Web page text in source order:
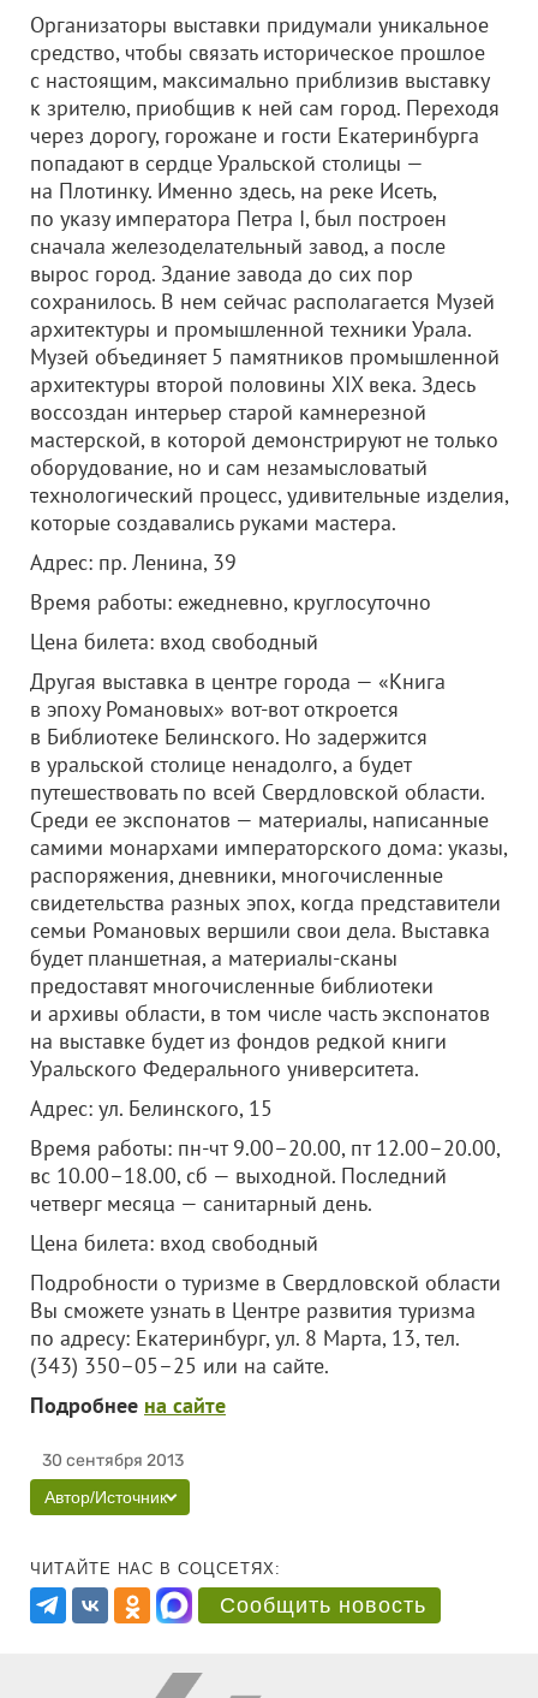
Организаторы выставки придумали уникальное
средство, чтобы связать историческое прошлое
с настоящим, максимально приблизив выставку
к зрителю, приобщив к ней сам город. Переходя
через дорогу, горожане и гости Екатеринбурга
попадают в сердце Уральской столицы —
на Плотинку. Именно здесь, на реке Исеть,
по указу императора Петра I, был построен
сначала железоделательный завод, а после
вырос город. Здание завода до сих пор
сохранилось. В нем сейчас располагается Музей
архитектуры и промышленной техники Урала.
Музей объединяет 5 памятников промышленной
архитектуры второй половины XIX века. Здесь
воссоздан интерьер старой камнерезной
мастерской, в которой демонстрируют не только
оборудование, но и сам незамысловатый
технологический процесс, удивительные изделия,
которые создавались руками мастера.
Адрес: пр. Ленина, 39
Время работы: ежедневно, круглосуточно
Цена билета: вход свободный
Другая выставка в центре города — «Книга
в эпоху Романовых» вот-вот откроется
в Библиотеке Белинского. Но задержится
в уральской столице ненадолго, а будет
путешествовать по всей Свердловской области.
Среди ее экспонатов — материалы, написанные
самими монархами императорского дома: указы,
распоряжения, дневники, многочисленные
свидетельства разных эпох, когда представители
семьи Романовых вершили свои дела. Выставка
будет планшетная, а материалы-сканы
предоставят многочисленные библиотеки
и архивы области, в том числе часть экспонатов
на выставке будет из фондов редкой книги
Уральского Федерального университета.
Адрес: ул. Белинского, 15
Время работы: пн-чт 9.00–20.00, пт 12.00–20.00,
вс 10.00–18.00, сб — выходной. Последний
четверг месяца — санитарный день.
Цена билета: вход свободный
Подробности о туризме в Свердловской области
Вы сможете узнать в Центре развития туризма
по адресу: Екатеринбург, ул. 8 Марта, 13, тел.
(343) 350–05–25 или на сайте.
Подробнее на сайте
30 сентября 2013
Автор/Источник
ЧИТАЙТЕ НАС В СОЦСЕТЯХ:
Сообщить новость